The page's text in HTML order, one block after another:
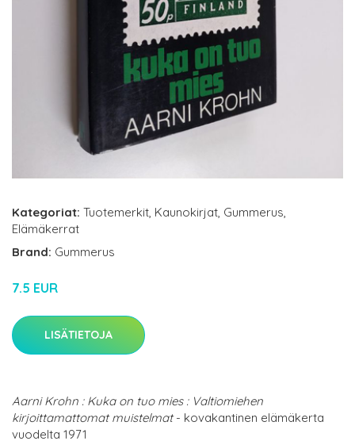
Kategoriat: Tuotemerkit, Kaunokirjat, Gummerus,
Elämäkerrat
Brand: Gummerus
7.5 EUR
LISÄTIETOJA
Aarni Krohn : Kuka on tuo mies : Valtiomiehen
kirjoittamattomat muistelmat- kovakantinen elämäkerta
vuodelta 1971